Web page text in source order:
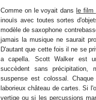
Comme on le voyait dans le film
inouïs avec toutes sortes
modèle de saxophone
jamais la musique ne saurait
D'autant que cette fois il ne se
a capella. Scott Walker est
succèdent sans précipitation,
suspense est colossal.
laborieux château de cartes. Si
vertige ou si les percussions